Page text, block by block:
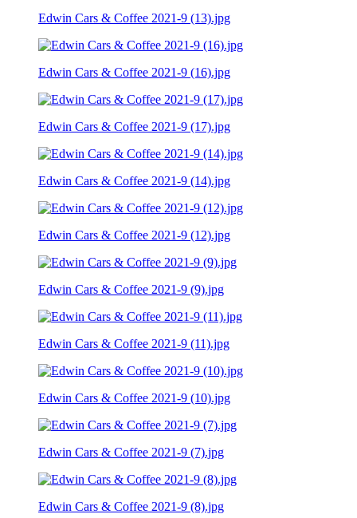
Edwin Cars & Coffee 2021-9 (13).jpg
Edwin Cars & Coffee 2021-9 (16).jpg
Edwin Cars & Coffee 2021-9 (17).jpg
Edwin Cars & Coffee 2021-9 (14).jpg
Edwin Cars & Coffee 2021-9 (12).jpg
Edwin Cars & Coffee 2021-9 (9).jpg
Edwin Cars & Coffee 2021-9 (11).jpg
Edwin Cars & Coffee 2021-9 (10).jpg
Edwin Cars & Coffee 2021-9 (7).jpg
Edwin Cars & Coffee 2021-9 (8).jpg